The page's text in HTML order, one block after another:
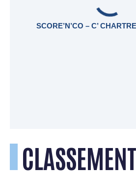
SCORE’N’CO – C’
CLASSEMENT